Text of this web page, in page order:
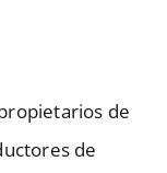
de
de